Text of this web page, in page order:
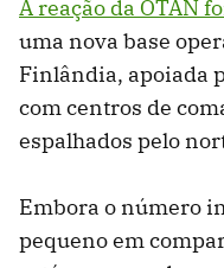
A reação da OTAN
uma nova base
Finlândia, apoiada
com centros de
espalhados pelo
Embora o número
pequeno em